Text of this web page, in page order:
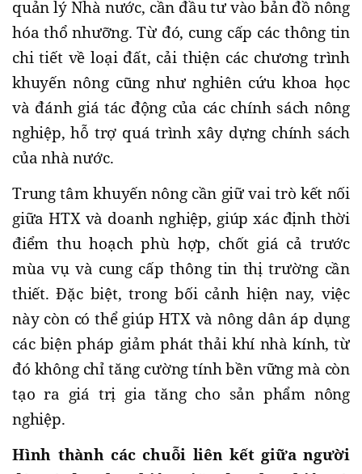
quản lý Nhà nước, cần đầu tư vào bản đồ nông
hóa thổ nhưỡng. Từ đó, cung cấp các thông tin
chi tiết về loại đất, cải thiện các chương trình
khuyến nông cũng như nghiên cứu khoa học
và đánh giá tác động của các chính sách nông
nghiệp, hỗ trợ quá trình xây dựng chính sách
của nhà nước.
Trung tâm khuyến nông cần giữ vai trò kết nối
giữa HTX và doanh nghiệp, giúp xác định thời
điểm thu hoạch phù hợp, chốt giá cả trước
mùa vụ và cung cấp thông tin thị trường cần
thiết. Đặc biệt, trong bối cảnh hiện nay, việc
này còn có thể giúp HTX và nông dân áp dụng
các biện pháp giảm phát thải khí nhà kính, từ
đó không chỉ tăng cường tính bền vững mà còn
tạo ra giá trị gia tăng cho sản phẩm nông
nghiệp.
Hình thành các chuỗi liên kết giữa người